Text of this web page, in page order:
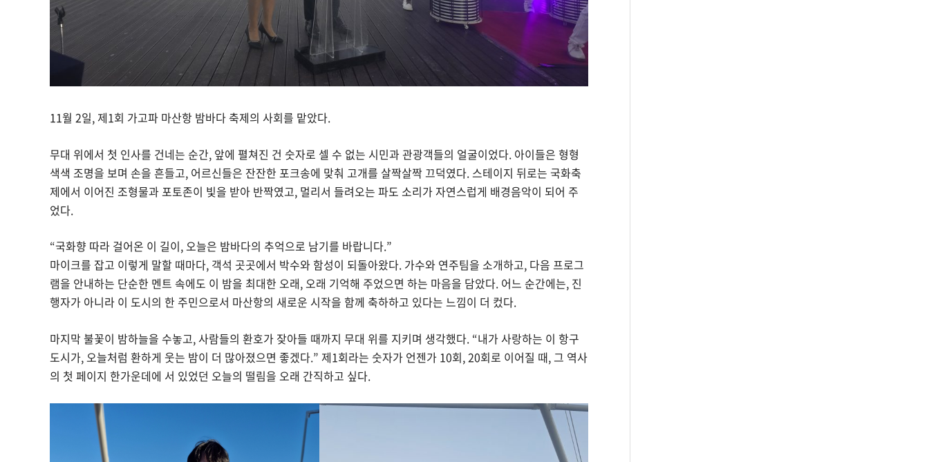
11월 2일, 제1회 가고파 마산항 밤바다 축제의 사회를 맡았다.
무대 위에서 첫 인사를 건네는 순간, 앞에 펼쳐진 건 숫자로 셀 수 없는 시민과 관광객들의 얼굴이었다. 아이들은 형형
색색 조명을 보며 손을 흔들고, 어르신들은 잔잔한 포크송에 맞춰 고개를 살짝살짝 끄덕였다. 스테이지 뒤로는 국화축
제에서 이어진 조형물과 포토존이 빛을 받아 반짝였고, 멀리서 들려오는 파도 소리가 자연스럽게 배경음악이 되어 주
었다.
“국화향 따라 걸어온 이 길이, 오늘은 밤바다의 추억으로 남기를 바랍니다.”
마이크를 잡고 이렇게 말할 때마다, 객석 곳곳에서 박수와 함성이 되돌아왔다. 가수와 연주팀을 소개하고, 다음 프로그
램을 안내하는 단순한 멘트 속에도 이 밤을 최대한 오래, 오래 기억해 주었으면 하는 마음을 담았다. 어느 순간에는, 진
행자가 아니라 이 도시의 한 주민으로서 마산항의 새로운 시작을 함께 축하하고 있다는 느낌이 더 컸다.
마지막 불꽃이 밤하늘을 수놓고, 사람들의 환호가 잦아들 때까지 무대 위를 지키며 생각했다. “내가 사랑하는 이 항구
도시가, 오늘처럼 환하게 웃는 밤이 더 많아졌으면 좋겠다.” 제1회라는 숫자가 언젠가 10회, 20회로 이어질 때, 그 역사
의 첫 페이지 한가운데에 서 있었던 오늘의 떨림을 오래 간직하고 싶다.